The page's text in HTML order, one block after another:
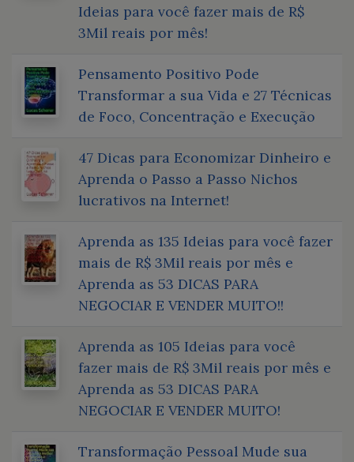
Ideias para você fazer mais de R$
3Mil reais por mês!
Pensamento Positivo Pode
Transformar a sua Vida e 27 Técnicas
de Foco, Concentração e Execução
47 Dicas para Economizar Dinheiro e
Aprenda o Passo a Passo Nichos
lucrativos na Internet!
Aprenda as 135 Ideias para você fazer
mais de R$ 3Mil reais por mês e
Aprenda as 53 DICAS PARA
NEGOCIAR E VENDER MUITO!!
Aprenda as 105 Ideias para você
fazer mais de R$ 3Mil reais por mês e
Aprenda as 53 DICAS PARA
NEGOCIAR E VENDER MUITO!
Transformação Pessoal Mude sua